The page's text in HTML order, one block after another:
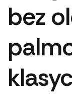
bez